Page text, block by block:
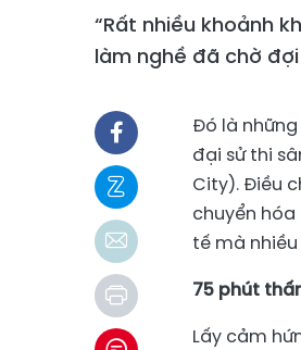
“Rất nhiều khoảnh
làm nghề đã chờ
Đó là
đại sử thi
City). Điều
chuyển
tế mà
75 phút
Lấy cảm